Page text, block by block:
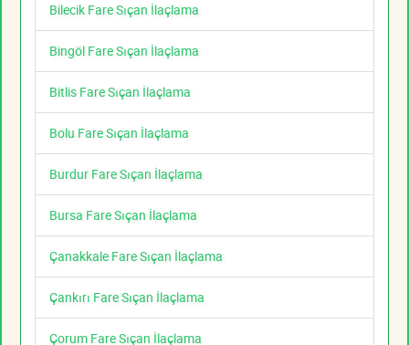
Bilecik Fare Sıçan İlaçlama
Bingöl Fare Sıçan İlaçlama
Bitlis Fare Sıçan İlaçlama
Bolu Fare Sıçan İlaçlama
Burdur Fare Sıçan İlaçlama
Bursa Fare Sıçan İlaçlama
Çanakkale Fare Sıçan İlaçlama
Çankırı Fare Sıçan İlaçlama
Çorum Fare Sıçan İlaçlama